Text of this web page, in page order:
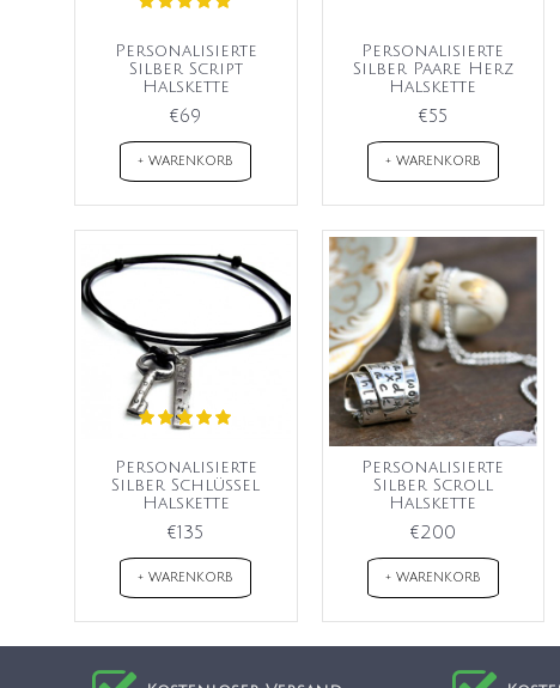
Personalisierte
Silber Script
Halskette
€69
+ WARENKORB
Personalisierte
Silber Paare Herz
Halskette
€55
+ WARENKORB
Personalisierte
Silber Schlüssel
Halskette
€135
+ WARENKORB
Personalisierte
Silber Scroll
Halskette
€200
+ WARENKORB